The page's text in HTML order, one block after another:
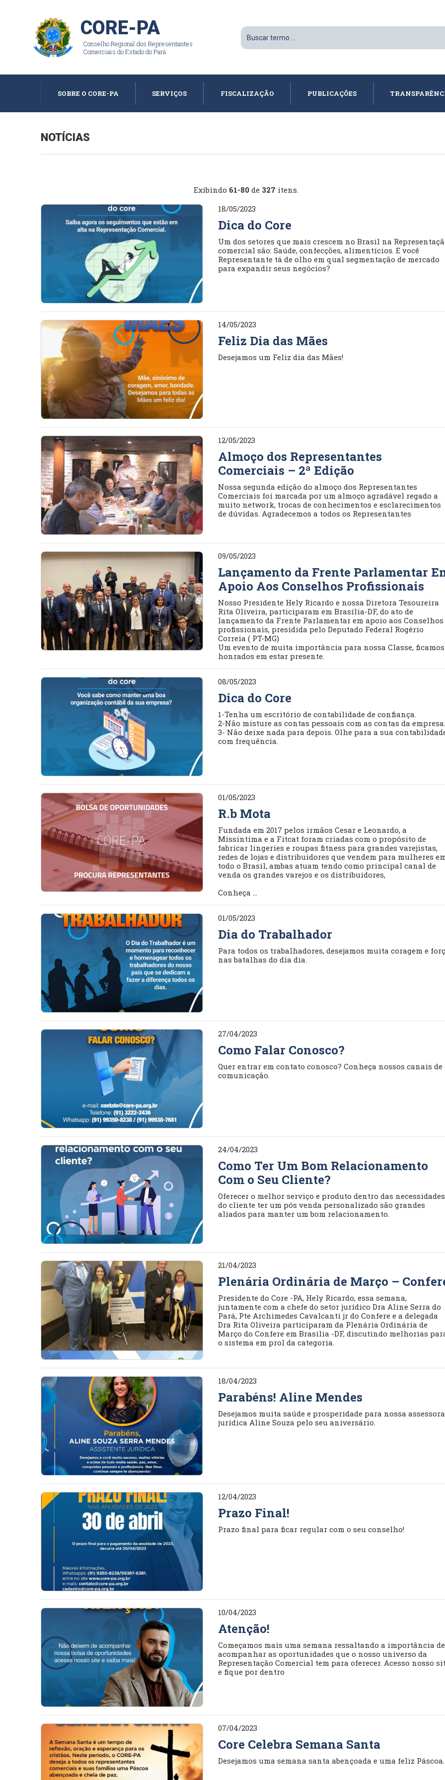
CORE-PA
Conselho Regional dos Representantes
Comerciais do Estado do Pará
SOBRE O CORE-PA SERVIÇOS FISCALIZAÇÃO PUBLICAÇÕES
NOTÍCIAS
Exibindo 61-80 de 327 itens.
18/05/2023
Dica do Core
Um dos setores que mais crescem no Brasil na
comercial são: Saúde, confecções, alimentícios. E você
Representante tá de olho em qual segmentação de mercado
para expandir seus negócios?
14/05/2023
Feliz Dia das Mães
Desejamos um Feliz dia das Mães!
12/05/2023
Almoço dos Representantes
Comerciais – 2ª Edição
Nossa segunda edição do almoço dos Representantes
Comerciais foi marcada por um almoço agradável regado a
muito network, trocas de conhecimentos e esclarecimentos
de dúvidas. Agradecemos a todos os Representantes
09/05/2023
Lançamento da Frente Parlamentar
Apoio Aos Conselhos Profissionais
Nosso Presidente Hely Ricardo e nossa Diretora Tesoureira
Rita Oliveira, participaram em Brasília-DF, do ato de
lançamento da Frente Parlamentar em apoio aos Conselhos
profissionais, presidida pelo Deputado Federal Rogério
Correia ( PT-MG)
Um evento de muita importância para nossa Classe, ficamos
honrados em estar presente.
08/05/2023
Dica do Core
1-Tenha um escritório de contabilidade de confiança.
2-Não misture as contas pessoais com as contas da
3- Não deixe nada para depois. Olhe para a sua
com frequência.
01/05/2023
R.b Mota
Fundada em 2017 pelos irmãos Cesar e Leonardo, a
Missintima e a Fitcat foram criadas com o propósito de
fabricar lingeries e roupas fitness para grandes varejistas,
redes de lojas e distribuidores que vendem para mulheres
todo o Brasil, ambas atuam tendo como principal canal de
venda os grandes varejos e os distribuidores,
Conheça ...
01/05/2023
Dia do Trabalhador
Para todos os trabalhadores, desejamos muita coragem e
nas batalhas do dia dia.
27/04/2023
Como Falar Conosco?
Quer entrar em contato conosco? Conheça nossos canais de
comunicação.
24/04/2023
Como Ter Um Bom Relacionamento
Com o Seu Cliente?
Oferecer o melhor serviço e produto dentro das necessidades
do cliente ter um pós venda personalizado são grandes
aliados para manter um bom relacionamento.
21/04/2023
Plenária Ordinária de Março –
Presidente do Core -PA, Hely Ricardo, essa semana,
juntamente com a chefe do setor jurídico Dra Aline Serra do
Pará, Pte Archimedes Cavalcanti jr do Confere e a delegada
Dra Rita Oliveira participaram da Plenária Ordinária de
Março do Confere em Brasilia -DF, discutindo melhorias
o sistema em prol da categoria.
18/04/2023
Parabéns! Aline Mendes
Desejamos muita saúde e prosperidade para nossa assessora
jurídica Aline Souza pelo seu aniversário.
12/04/2023
Prazo Final!
Prazo final para ficar regular com o seu conselho!
10/04/2023
Atenção!
Começamos mais uma semana ressaltando a importância de
acompanhar as oportunidades que o nosso universo da
Representação Comercial tem para oferecer. Acesso nosso
e fique por dentro
07/04/2023
Core Celebra Semana Santa
Desejamos uma semana santa abençoada e uma feliz Páscoa.